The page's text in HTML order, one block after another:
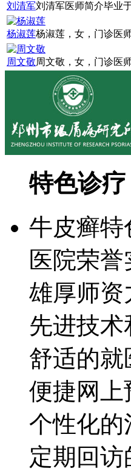
刘清军刘清军医师简介毕业
杨淑莲杨淑莲，女，门诊医
周文敬周文敬，女，门诊医
特色诊疗
牛皮癣特
医院荣
雄厚师资
先进技术
舒适的就
便捷网上
个性化的
定期回访